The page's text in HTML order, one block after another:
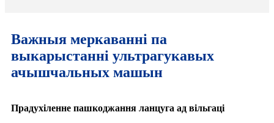
Важныя меркаванні па
выкарыстанні ультрагукавых
ачышчальных машын
Прадухіленне пашкоджання ланцуга ад вільгаці